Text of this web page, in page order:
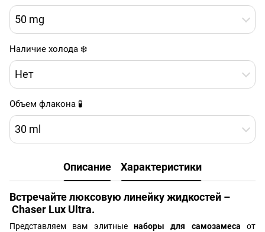
50 mg
Наличие холода ❄️
Нет
Объем флакона 🧪
30 ml
Описание Характеристики
Встречайте люксовую линейку жидкостей –
Chaser Lux Ultra.
Представляем вам элитные наборы для самозамеса от